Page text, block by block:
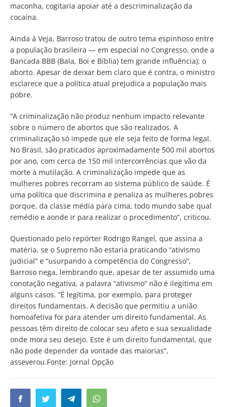
maconha, cogitaria apoiar até a descriminalização da
cocaína.
Ainda à Veja, Barroso tratou de outro tema espinhoso entre
a população brasileira — em especial no Congresso, onde a
Bancada BBB (Bala, Boi e Bíblia) tem grande influência): o
aborto. Apesar de deixar bem claro que é contra, o ministro
esclarece que a política atual prejudica a população mais
pobre.
“A criminalização não produz nenhum impacto relevante
sobre o número de abortos que são realizados. A
criminalização só impede que ele seja feito de forma legal.
No Brasil, são praticados aproximadamente 500 mil abortos
por ano, com cerca de 150 mil intercorrências que vão da
morte à mutilação. A criminalização impede que as
mulheres pobres recorram ao sistema público de saúde. É
uma política que discrimina e penaliza as mulheres pobres
porque, da classe média para cima, todo mundo sabe qual
remédio e aonde ir para realizar o procedimento”, criticou.
Questionado pelo repórter Rodrigo Rangel, que assina a
matéria, se o Supremo não estaria praticando “ativismo
judicial” e “usurpando a competência do Congresso”,
Barroso nega, lembrando que, apesar de ter assumido uma
conotação negativa, a palavra “ativismo” não é ilegítima em
alguns casos. “É legítima, por exemplo, para proteger
direitos fundamentais. A decisão que permitiu a união
homoafetiva foi para atender um direito fundamental. As
pessoas têm direito de colocar seu afeto e sua sexualidade
onde mora seu desejo. Este é um direito fundamental, que
não pode depender da vontade das maiorias”,
asseverou.Fonte: Jornal Opção